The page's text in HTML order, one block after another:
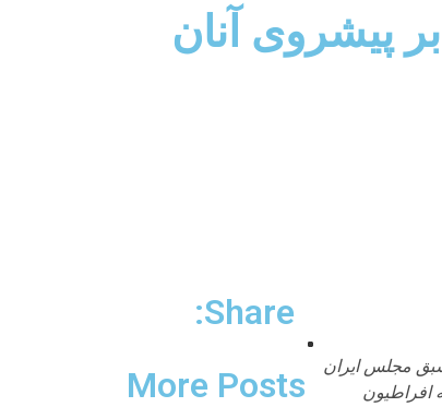
پیشروی آنان
مجلس ایران
افراطیون
Share:
More Posts